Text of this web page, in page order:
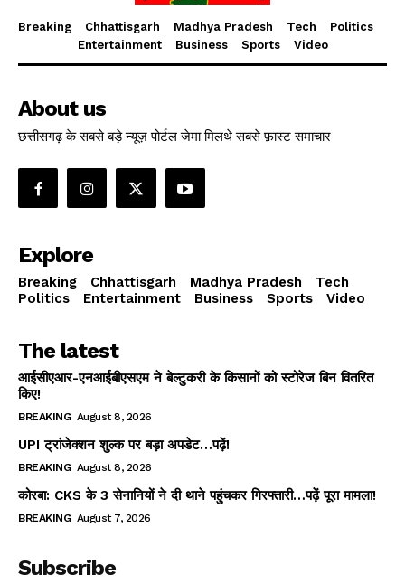
Breaking Chhattisgarh Madhya Pradesh Tech
Politics
Entertainment
Business Sports Video
About us
छत्तीसगढ़ के सबसे बड़े न्यूज़ पोर्टल जेमा मिलथे सबसे फ़ास्ट समाचार
Explore
Breaking Chhattisgarh Madhya Pradesh
Tech
Politics
Entertainment Business Sports Video
The latest
आईसीएआर-एनआईबीएसएम ने बेल्टुकरी के किसानों को स्टोरेज बिन वितरित
किए!
BREAKING August 8, 2026
UPI ट्रांजेक्शन शुल्क पर बड़ा अपडेट…पढ़ें!
BREAKING August 8, 2026
कोरबा: CKS के 3 सेनानियों ने दी थाने पहुंचकर गिरफ्तारी…पढ़ें पूरा मामला!
BREAKING August 7, 2026
Subscribe